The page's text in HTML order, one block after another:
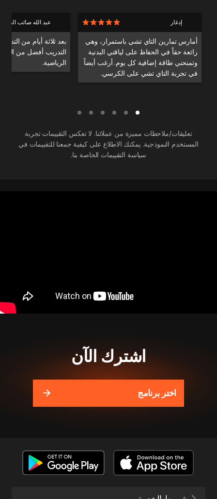
إدغار
أمارس تمارين التاي تشي باستمرار، وهي
رائعة حقاً في الحفاظ على لياقتي البدنية
وتمنحني طاقة إضافية كل يوم. أرغب أيضاً
في تجربة التاي تشي على الكرسي.
عبد الله صائب
بعد ثلاثة أيام من
التدريب أفضل من
الرياضية.
تعليقات/ملاحظات مميزة من عملائنا. لا تعكس التقييمات تجربة
المستخدم النموذجية. يمكنك الاطلاع على كيفية جمعنا للتقييمات في
سياسة التقييمات الخاصة بنا.
اشترك الآن
اختر برنامج